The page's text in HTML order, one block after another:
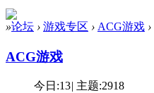
»论坛 › 游戏专区 › ACG游戏 ›
ACG游戏
今日:13| 主题:2918